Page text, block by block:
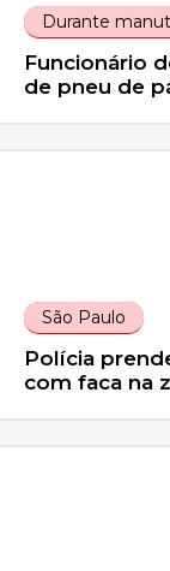
Durante
Funcionário
de pneu de
São Paulo
Polícia
com faca na